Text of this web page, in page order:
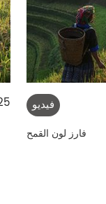
فيديو
فارز لون القمح